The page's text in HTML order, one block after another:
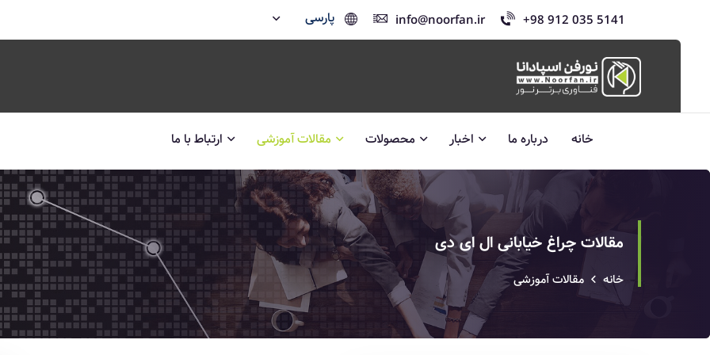
+98 912 035 5141
info@noorfan.ir پارسی
خانه درباره ما اخبار محصولات مقالات آموزشی ارتباط با ما
مقالات چراغ خیابانی ال ای دی
خانه مقالات آموزشی